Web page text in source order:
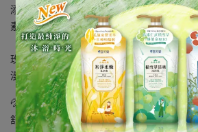
添加來自法國布列塔尼海洋深層水，擁有豐
素，為肌膚源源注入高效保濕滋潤養分！
【精油沐浴紓壓】
玫瑰精油添加，使肌膚柔嫩亮白，同步解放
漫甜美的沐浴SPA！
💦 睡蓮舒活
舒活優雅的睡蓮沐浴SPA‧綻放柔滑細緻肌